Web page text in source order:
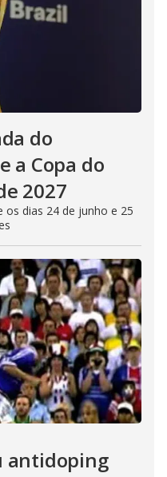
do
a Copa do
2027
os dias 24 de junho e 25
antidoping